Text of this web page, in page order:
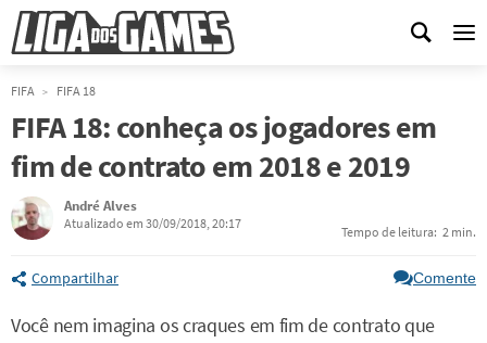
FIFA FIFA 18
FIFA 18: conheça os jogadores em
fim de contrato em 2018 e 2019
André Alves
Atualizado em 30/09/2018, 20:17
Tempo de leitura: 2 min.
Compartilhar Comente
Você nem imagina os craques em fim de contrato que